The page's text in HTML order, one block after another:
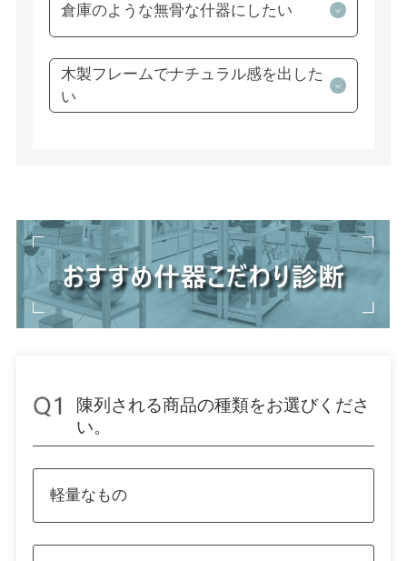
倉庫のような無骨な什器にしたい
木製フレームでナチュラル感を出した
い
陳列される商品の種類をお選びくださ
い。
軽量なもの